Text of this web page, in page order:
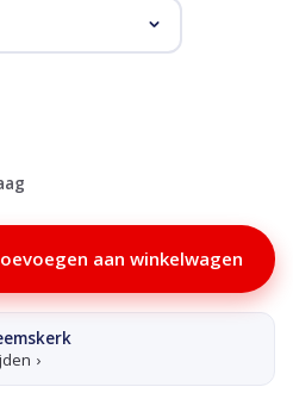
aan winkelwagen
›